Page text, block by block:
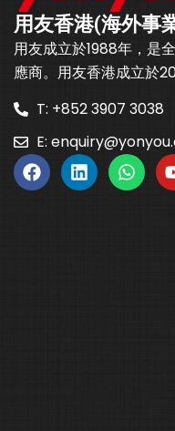
用友香港(海外事
用友成立於1988年，是
應商。用友香港成立於
T: +852 3907 3038
E: